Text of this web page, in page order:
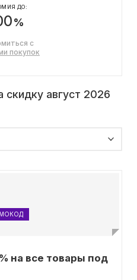
ДО:
%
с
покупок
август 2026
на все товары под